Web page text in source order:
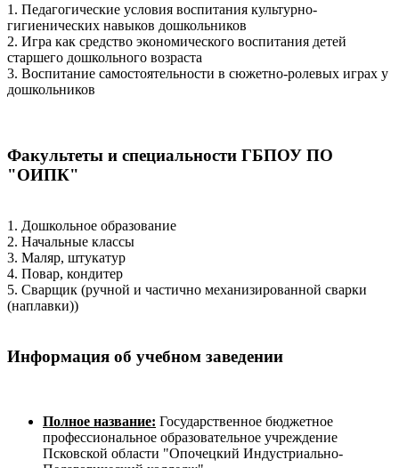
1. Педагогические условия воспитания культурно-
гигиенических навыков дошкольников
2. Игра как средство экономического воспитания детей
старшего дошкольного возраста
3. Воспитание самостоятельности в сюжетно-ролевых играх у
дошкольников
Факультеты и специальности ГБПОУ ПО
"ОИПК"
1. Дошкольное образование
2. Начальные классы
3. Маляр, штукатур
4. Повар, кондитер
5. Сварщик (ручной и частично механизированной сварки
(наплавки))
Информация об учебном заведении
Полное название: Государственное бюджетное
профессиональное образовательное учреждение
Псковской области "Опочецкий Индустриально-